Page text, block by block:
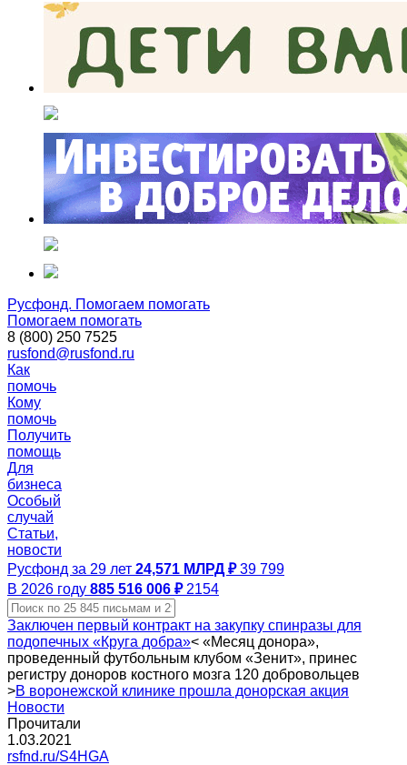
Русфонд. Помогаем помогать
Помогаем помогать
8 (800) 250 7525
rusfond@rusfond.ru
Как
помочь
Кому
помочь
Получить
помощь
Для
бизнеса
Особый
случай
Статьи,
новости
Русфонд за 29 лет 24,571 МЛРД ₽ 39 799
В 2026 году 885 516 006 ₽ 2154
Заключен первый контракт на закупку спинразы для
подопечных «Круга добра»< «Месяц донора»,
проведенный футбольным клубом «Зенит», принес
регистру доноров костного мозга 120 добровольцев
>В воронежской клинике прошла донорская акция
Новости
Прочитали
1.03.2021
rsfnd.ru/S4HGA